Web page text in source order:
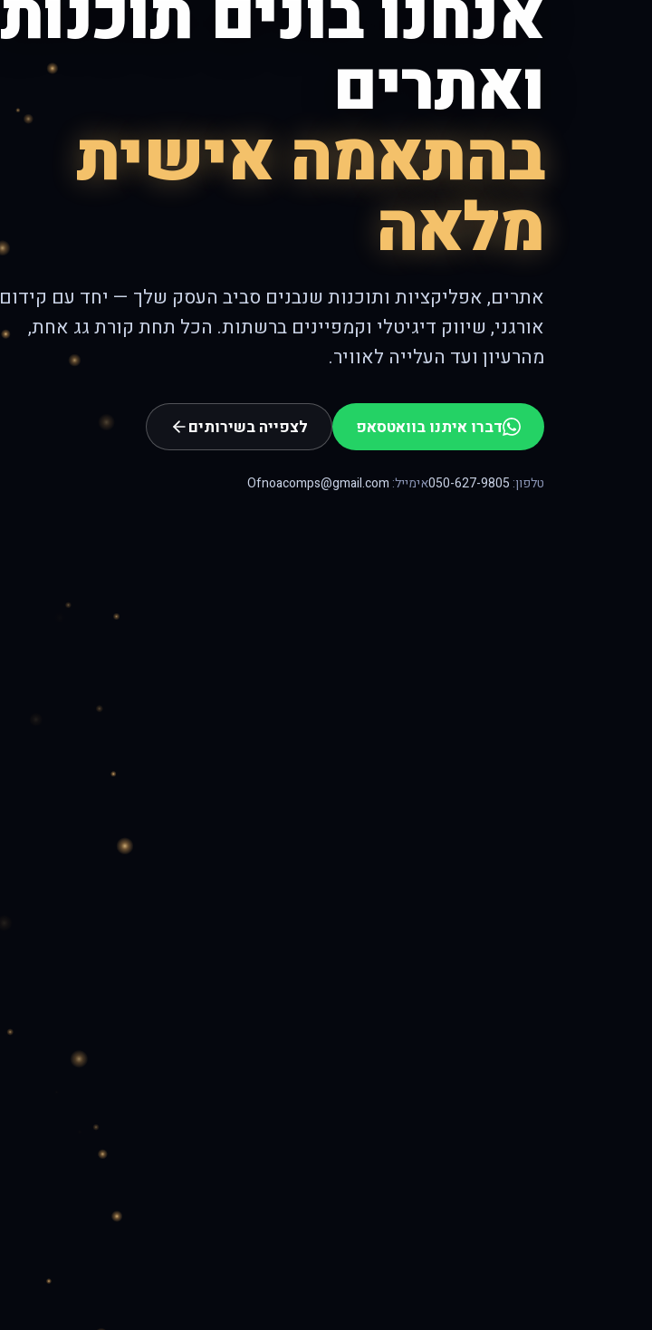
ואתרים
בהתאמה אישית
מלאה
אתרים, אפליקציות ותוכנות שנבנים סביב העסק שלך — יחד עם קידום
אורגני, שיווק דיגיטלי וקמפיינים ברשתות. הכל תחת קורת גג אחת,
מהרעיון ועד העלייה לאוויר.
דברו איתנו בוואטסאפ לצפייה בשירותים
טלפון: אימייל: